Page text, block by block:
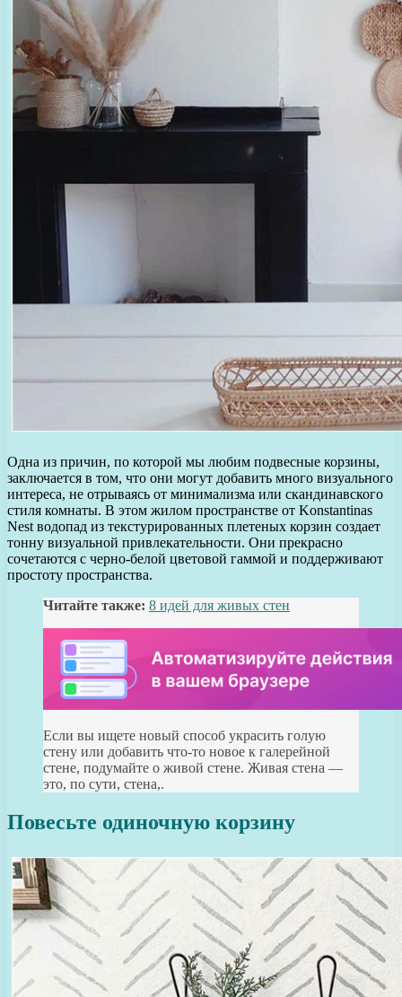
Одна из причин, по которой мы любим подвесные корзины,
заключается в том, что они могут добавить много визуального
интереса, не отрываясь от минимализма или скандинавского
стиля комнаты. В этом жилом пространстве от Konstantinas
Nest водопад из текстурированных плетеных корзин создает
тонну визуальной привлекательности. Они прекрасно
сочетаются с черно-белой цветовой гаммой и поддерживают
простоту пространства.
Читайте также: 8 идей для живых стен
Если вы ищете новый способ украсить голую
стену или добавить что-то новое к галерейной
стене, подумайте о живой стене. Живая стена —
это, по сути, стена,.
Повесьте одиночную корзину